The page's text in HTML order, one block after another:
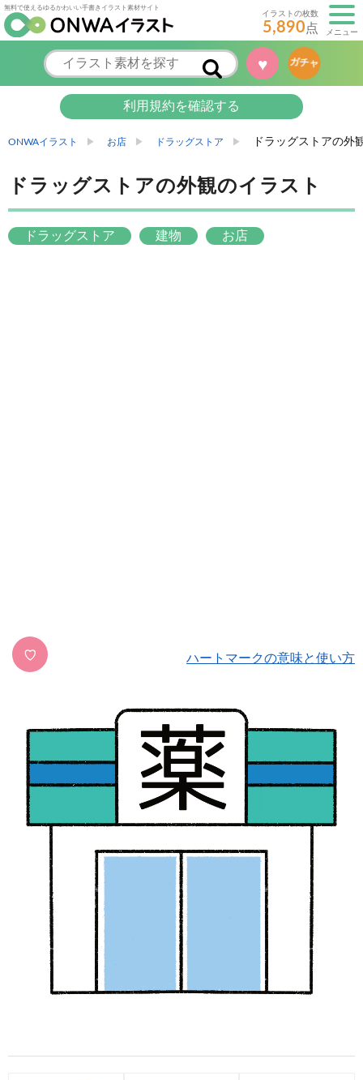
無料で使えるゆるかわいい手書きイラスト素材サイト
イラストの枚数
5,890点 メニュー
♥ ガチャ
利用規約を確認する
ONWAイラスト お店 ドラッグストア ドラッグストアの外
ドラッグストアの外観のイラスト
ドラッグストア 建物 お店
♡ ハートマークの意味と使い方